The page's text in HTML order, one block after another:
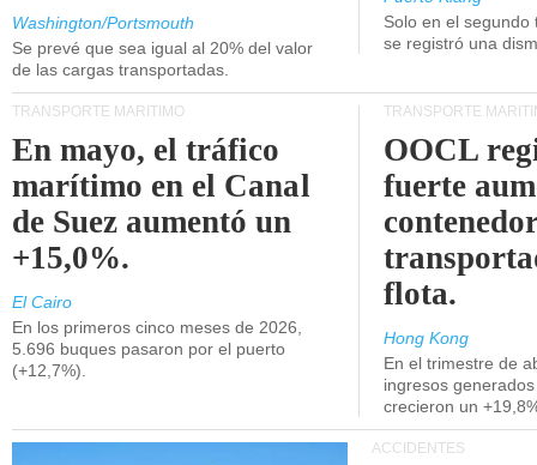
Unidos.
Washington/Portsmouth
Se prevé que sea igual al 20% del valor
de las cargas transportadas.
Solo en el
se registró una
TRANSPORTE MARÍTIMO
En mayo, el tráfico
marítimo en el Canal
de Suez aumentó un
+15,0%.
El Cairo
En los primeros cinco meses de 2026,
5.696 buques pasaron por el puerto
(+12,7%).
TRANSPORTE
OOCL
fuerte
flota.
Hong Kong
En el trimestre de
ingresos
crecieron un
ACCIDENTES